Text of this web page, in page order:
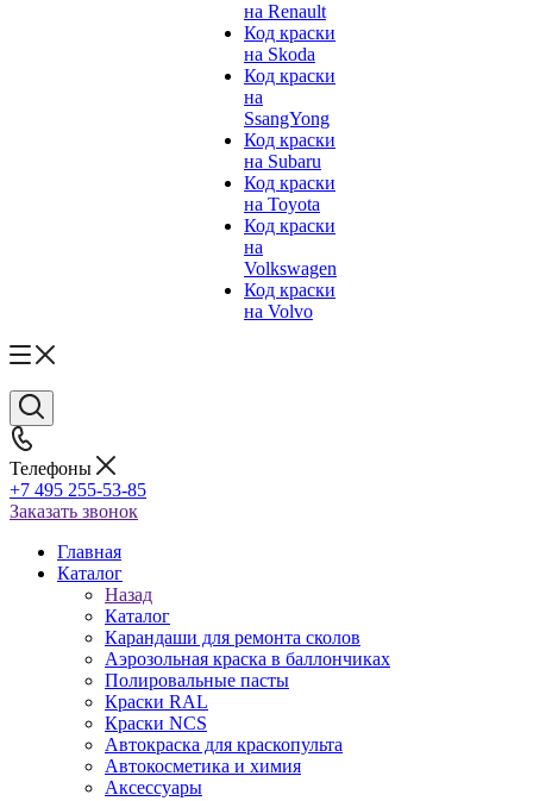
на Renault
Код краски
на Skoda
Код краски
на
SsangYong
Код краски
на Subaru
Код краски
на Toyota
Код краски
на
Volkswagen
Код краски
на Volvo
Телефоны
+7 495 255-53-85
Заказать звонок
Главная
Каталог
Назад
Каталог
Карандаши для ремонта сколов
Аэрозольная краска в баллончиках
Полировальные пасты
Краски RAL
Краски NCS
Автокраска для краскопульта
Автокосметика и химия
Аксессуары